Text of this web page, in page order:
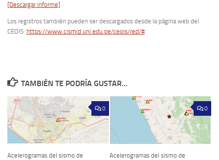
[Descargar informe]
Los registros también pueden ser descargados desde la página web del
CEOIS: https://www.cismid.uni.edu.pe/ceois/red/#
TAMBIÉN TE PODRÍA GUSTAR...
0
Acelerogramas del sismo de
0
Acelerogramas del sismo de